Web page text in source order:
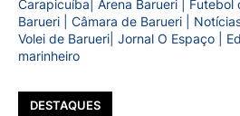
Carapicuíba| Arena Barueri |
Barueri | Câmara de Barueri |
Volei de Barueri| Jornal O Espaço |
marinheiro
DESTAQUES